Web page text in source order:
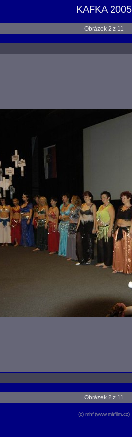
KAFKA 2005
Obrázek 2 z 11
Obrázek 2 z 11
(c) mhf (www.mhfilm.cz)